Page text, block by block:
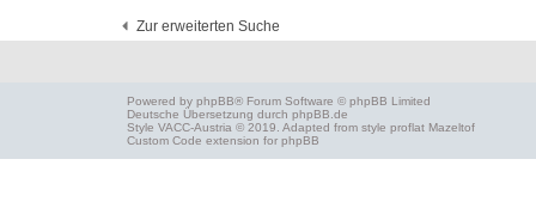
Zur erweiterten Suche
Powered by phpBB® Forum Software © phpBB Limited
Deutsche Übersetzung durch phpBB.de
Style VACC-Austria © 2019. Adapted from style proflat Mazeltof
Custom Code extension for phpBB